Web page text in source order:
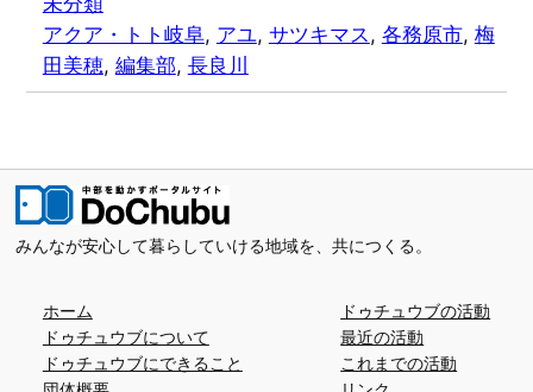
アクア・トト岐阜, アユ, サツキマス , 各務原市, 梅
田美穂, 編集部, 長良川
みんなが安心して暮らしていける地域を、共につくる。
ホーム
ドゥチュウブについて
ドゥチュウブにできること
ドゥチュウブの活動
最近の活動
これまでの活動